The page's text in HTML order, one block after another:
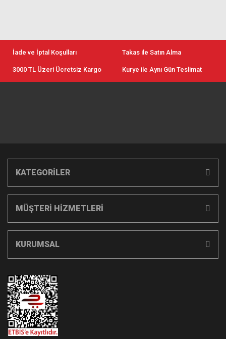
İade ve İptal Koşulları Takas ile Satın Alma
3000 TL Üzeri Ücretsiz Kargo Kurye ile Aynı Gün Teslimat
KATEGORİLER
MÜŞTERİ HİZMETLERİ
KURUMSAL